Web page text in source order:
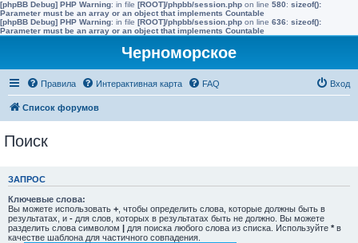
[phpBB Debug] PHP Warning: in file [ROOT]/phpbb/session.php on line 580: sizeof():
Parameter must be an array or an object that implements Countable
[phpBB Debug] PHP Warning: in file [ROOT]/phpbb/session.php on line 636: sizeof():
Parameter must be an array or an object that implements Countable
Черноморское
Правила Интерактивная карта FAQ Вход
Список форумов
Поиск
ЗАПРОС
Ключевые слова:
Вы можете использовать + , чтобы определить слова, которые должны быть в
результатах, и - для слов, которых в результатах быть не должно. Вы можете
разделить слова символом | для поиска любого слова из списка. Используйте * в
качестве шаблона для частичного совпадения.